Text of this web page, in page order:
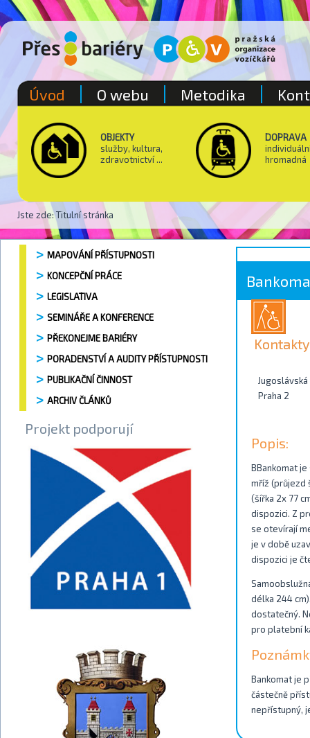
OBJEKTY
služby, kultura,
zdravotnictví ...
DOPRAVA
hromadná
Jste zde:Titulní stránka
Úvod O webu Metodika
MAPOVÁNÍ PŘÍSTUPNOSTI
KONCEPČNÍ PRÁCE
LEGISLATIVA
SEMINÁŘE A KONFERENCE
PŘEKONEJME BARIÉRY
PORADENSTVÍ A AUDITY PŘÍSTUPNOSTI
PUBLIKAČNÍ ČINNOST
ARCHIV ČLÁNKŮ
Projekt podporují
Kontakty
Praha 2
Popis:
BBankomat
mříž (průjezd
(šířka 2x 77
dispozici. Z
se otevírají
je v době
dispozici je
délka 244
dostatečný.
pro platební
Bankomat je
částečně
nepřístupný,